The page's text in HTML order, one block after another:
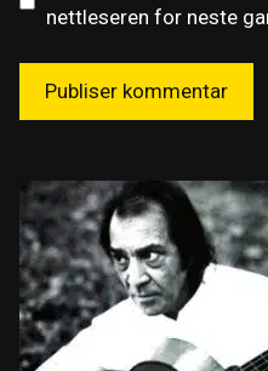
nettleseren for neste